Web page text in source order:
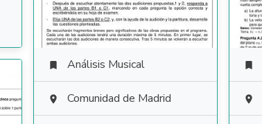
 Análisis Musical
 Comunidad de Madrid

